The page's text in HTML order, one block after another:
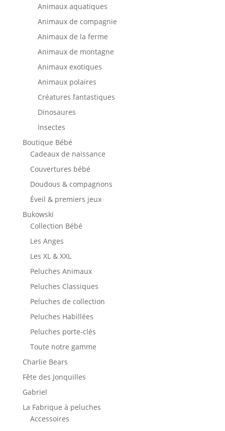
Animaux aquatiques
Animaux de compagnie
Animaux de la ferme
Animaux de montagne
Animaux exotiques
Animaux polaires
Créatures fantastiques
Dinosaures
Insectes
Boutique Bébé
Cadeaux de naissance
Couvertures bébé
Doudous & compagnons
Éveil & premiers jeux
Bukowski
Collection Bébé
Les Anges
Les XL & XXL
Peluches Animaux
Peluches Classiques
Peluches de collection
Peluches Habillées
Peluches porte-clés
Toute notre gamme
Charlie Bears
Fête des Jonquilles
Gabriel
La Fabrique à peluches
Accessoires